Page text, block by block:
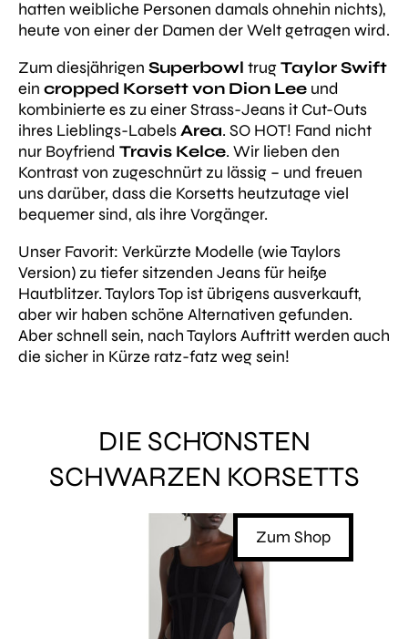
hatten weibliche Personen damals ohnehin nichts),
heute von einer der Damen der Welt getragen wird.
Zum diesjährigen Superbowl trugTaylor Swift
ein cropped Korsett von Dion Lee und
kombinierte es zu einer Strass-Jeans it Cut-Outs
ihres Lieblings-LabelsArea. SO HOT! Fand nicht
nur Boyfriend Travis Kelce. Wir lieben den
Kontrast von zugeschnürt zu lässig – und freuen
uns darüber, dass die Korsetts heutzutage viel
bequemer sind, als ihre Vorgänger.
Unser Favorit: Verkürzte Modelle (wie Taylors
Version) zu tiefer sitzenden Jeans für heiße
Hautblitzer. Taylors Top ist übrigens ausverkauft,
aber wir haben schöne Alternativen gefunden.
Aber schnell sein, nach Taylors Auftritt werden auch
die sicher in Kürze ratz-fatz weg sein!
DIE SCHÖNSTEN
SCHWARZEN KORSETTS
Zum Shop